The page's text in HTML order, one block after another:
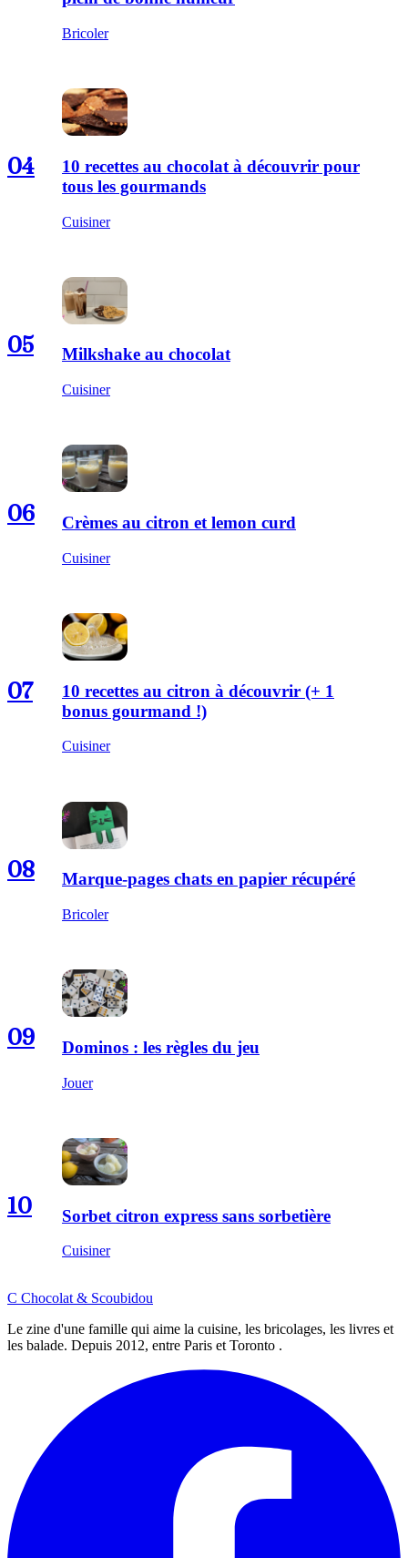
Bricoler
04
10 recettes au chocolat à découvrir pour
tous les gourmands
Cuisiner
05 Milkshake au chocolat
Cuisiner
06 Crèmes au citron et lemon curd
Cuisiner
07
10 recettes au citron à découvrir (+ 1
bonus gourmand !)
Cuisiner
08 Marque-pages chats en papier récupéré
Bricoler
09 Dominos : les règles du jeu
Jouer
10 Sorbet citron express sans sorbetière
Cuisiner
C Chocolat & Scoubidou
Le zine d'une famille qui aime la cuisine, les bricolages, les livres et
les balade. Depuis 2012, entre Paris et Toronto .